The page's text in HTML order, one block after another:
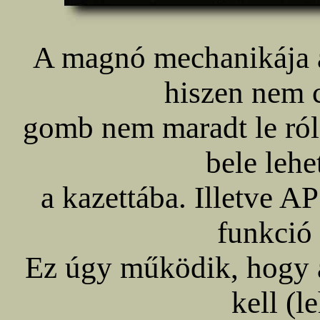
A magnó
hiszen nem
gomb nem maradt le
bele
a kazettába. Illetve
funkció
Ez úgy működik, hogy
kell